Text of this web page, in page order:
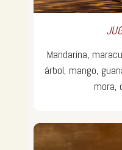
Mandarina,
árbol, mango,
mora,